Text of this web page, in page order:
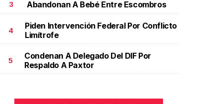
3 Abandonan A Bebé Entre Escombros
4
Piden Intervención Federal Por Conflicto
Limítrofe
5
Condenan A Delegado Del DIF Por
Respaldo A Paxtor